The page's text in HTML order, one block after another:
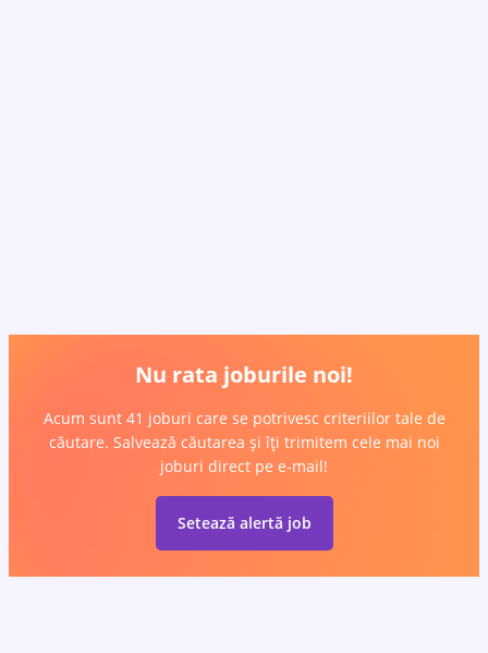
Nu rata joburile noi!
Acum sunt 41 joburi care se potrivesc criteriilor tale de
căutare. Salvează căutarea și îți trimitem cele mai noi
joburi direct pe e-mail!
Setează alertă job